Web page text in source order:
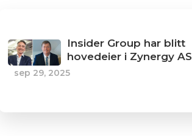
Insider Group har blitt
hovedeier i Zynergy AS
sep 29, 2025